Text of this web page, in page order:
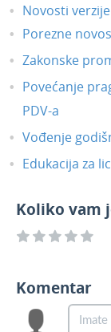
za
Ispravci
Novosti verzije
Porezne
Zakonske
Povećanje
PDV-a
Vođenje
Edukacija za
Koliko vam
Komentar